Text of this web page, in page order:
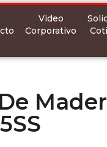
Video
Corporativo